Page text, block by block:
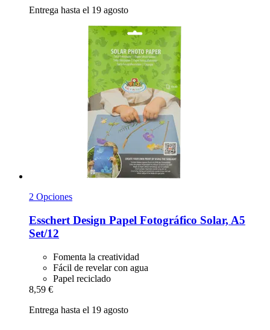
Entrega hasta el 19 agosto
2 Opciones
Esschert Design Papel Fotográfico Solar, A5
Set/12
Fomenta la creatividad
Fácil de revelar con agua
Papel reciclado
8,59 €
Entrega hasta el 19 agosto